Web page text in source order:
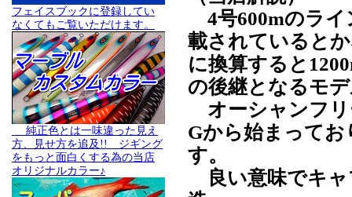
フェイスブックに登録してい
なくてもご覧いただけます。
純正色とは一味違った見え
方、見せ方を追及!! ジギング
をもっと面白くする為の当店
オリジナルカラー♪
4号600mのライ
載されていると
に換算すると
の後継となるモ
オーシャンフリ
Gから始まって
す。
良い意味でキャ